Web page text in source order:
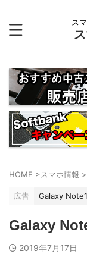
ス
HOME >スマホ情報 >
広告 Galaxy
Galaxy
2019年7月17日